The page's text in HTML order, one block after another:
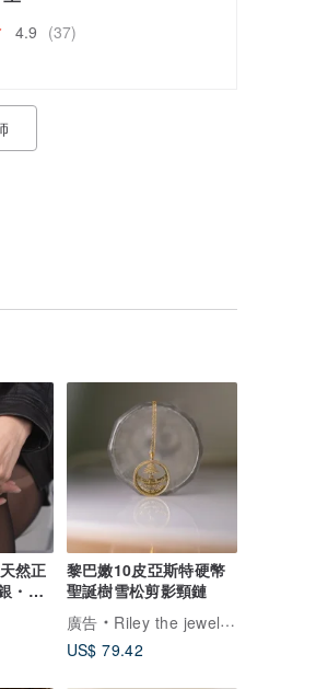
4.9 (37)
然正
・純
黎巴嫩10皮亞斯特硬幣
聖誕樹雪松剪影頸鏈
廣告
Riley the jewellery
US$ 79.42